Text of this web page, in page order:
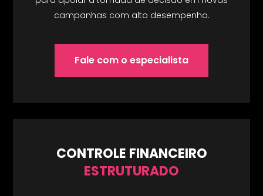
campanhas com alto desempenho.
Fale com o especialista
CONTROLE FINANCEIRO
ESTRUTURADO